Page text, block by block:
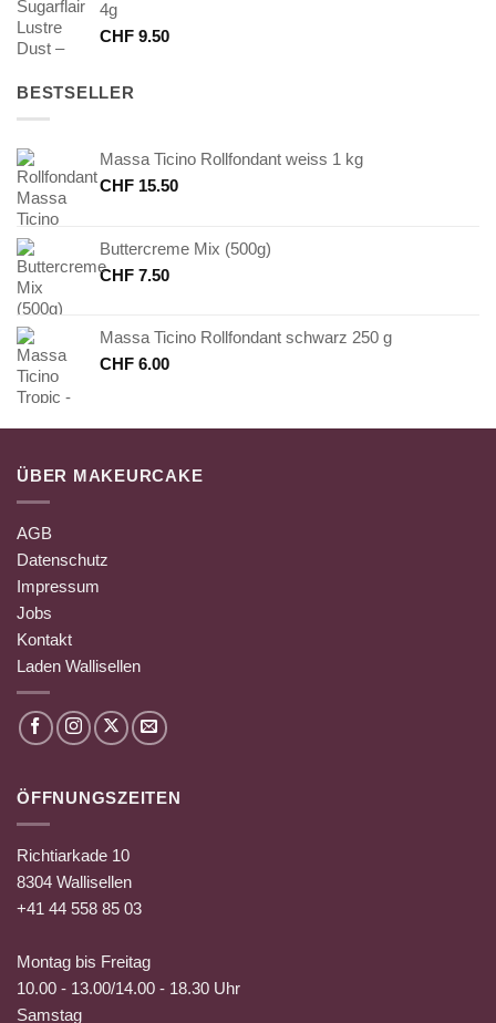
4g
CHF 9.50
BESTSELLER
Massa Ticino Rollfondant weiss 1 kg
CHF 15.50
Buttercreme Mix (500g)
CHF 7.50
Massa Ticino Rollfondant schwarz 250 g
CHF 6.00
ÜBER MAKEURCAKE
AGB
Datenschutz
Impressum
Jobs
Kontakt
Laden Wallisellen
ÖFFNUNGSZEITEN
Richtiarkade 10
8304 Wallisellen
+41 44 558 85 03
Montag bis Freitag
10.00 - 13.00/14.00 - 18.30 Uhr
Samstag